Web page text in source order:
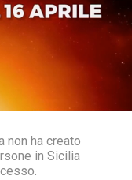
non ha creato
in Sicilia